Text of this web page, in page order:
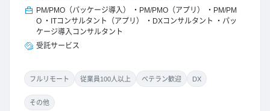
PM/PMO（パッケージ導入） PM/PMO（アプリ）
PM/PM
O
ITコンサルタント（アプリ） DXコンサルタント
パッ
ケージ導入コンサルタント
受託サービス
フルリモート 従業員100人以上 ベテラン歓迎 DX
その他